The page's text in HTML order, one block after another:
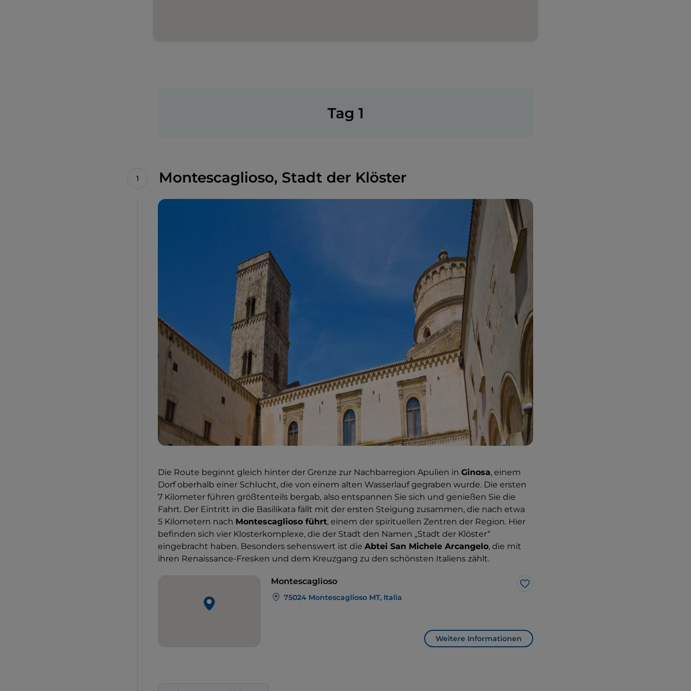
Tag 1
Montescaglioso, Stadt der Klöster
Die Route beginnt gleich hinter der Grenze zur Nachbarregion Apulien in Ginosa, einem
Dorf oberhalb einer Schlucht, die von einem alten Wasserlauf gegraben wurde. Die ersten
7 Kilometer führen größtenteils bergab, also entspannen Sie sich und genießen Sie die
Fahrt. Der Eintritt in die Basilikata fällt mit der ersten Steigung zusammen, die nach etwa
5 Kilometern nach Montescaglioso führt, einem der spirituellen Zentren der Region. Hier
befinden sich vier Klosterkomplexe, die der Stadt den Namen „Stadt der Klöster“
eingebracht haben. Besonders sehenswert ist die Abtei San Michele Arcangelo, die mit
ihren Renaissance-Fresken und dem Kreuzgang zu den schönsten Italiens zählt.
Montescaglioso
Like
75024 Montescaglioso MT, Italia
Weitere Informationen